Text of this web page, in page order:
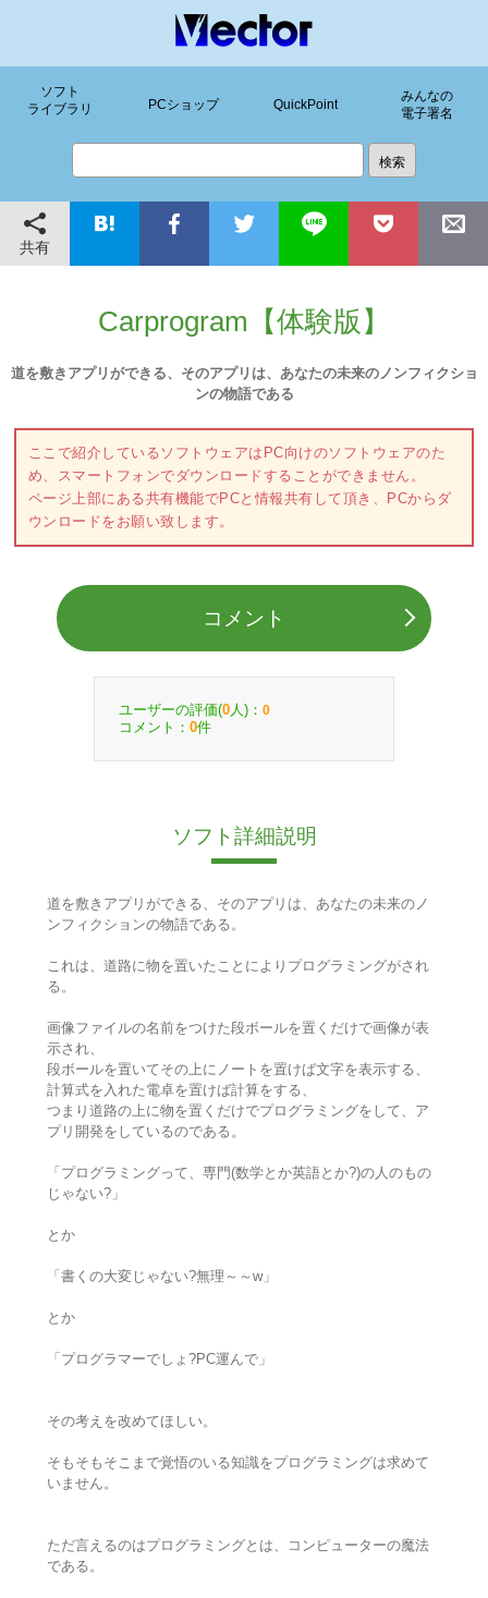
ソフト
ライブラリ
PCショップ QuickPoint
みんなの
電子署名
共有
Carprogram【体験版】
道を敷きアプリができる、そのアプリは、あなたの未来のノンフィクショ
ンの物語である
ここで紹介しているソフトウェアはPC向けのソフトウェアのた
め、スマートフォンでダウンロードすることができません。
ページ上部にある共有機能でPCと情報共有して頂き、PCからダ
ウンロードをお願い致します。
コメント
ユーザーの評価(0 人)： 0
コメント： 0件
ソフト詳細説明
道を敷きアプリができる、そのアプリは、あなたの未来のノ
ンフィクションの物語である。
これは、道路に物を置いたことによりプログラミングがされ
る。
画像ファイルの名前をつけた段ボールを置くだけで画像が表
示され、
段ボールを置いてその上にノートを置けば文字を表示する、
計算式を入れた電卓を置けば計算をする、
つまり道路の上に物を置くだけでプログラミングをして、ア
プリ開発をしているのである。
「プログラミングって、専門(数学とか英語とか?)の人のもの
じゃない?」
とか
「書くの大変じゃない?無理～～w」
とか
「プログラマーでしょ?PC運んで」
その考えを改めてほしい。
そもそもそこまで覚悟のいる知識をプログラミングは求めて
いません。
ただ言えるのはプログラミングとは、コンピューターの魔法
である。